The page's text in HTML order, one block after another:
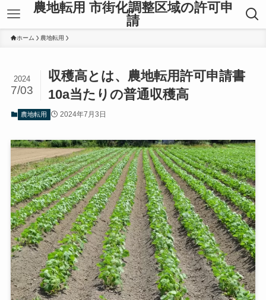
農地転用 市街化調整区域の許可申
請
ホーム 農地転用
収穫高とは、農地転用許可申請書
10a当たりの普通収穫高
2024
7/03
農地転用 2024年7月3日